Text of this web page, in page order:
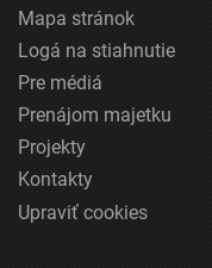
Mapa stránok
Logá na stiahnutie
Pre médiá
Prenájom majetku
Projekty
Kontakty
Upraviť cookies